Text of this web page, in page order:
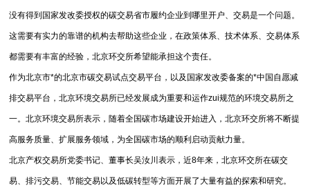
没有得到国家发改委授权的碳交易省市履约企业到哪里开户、交易是一个问题。
这需要有实力的靠谱的机构去帮助这些企业，在政策体系、技术体系、交易体系
都需要有丰富的经验，北京环交所希望能承担这个责任。
作为北京市*的北京市碳交易试点交易平台，以及国家发改委备案的*中国自愿减
排交易平台，北京环境交易所已经发展成为重要和运作zui规范的环境交易所之
一。北京环境交易所表示，随着全国碳市场建设开始进入，北京环交所将不断提
高服务质量、扩展服务领域，为全国碳市场的顺利启动贡献力量。
北京产权交易所党委书记、董事长吴汝川表示，近8年来，北京环交所在碳交
易、排污交易、节能交易以及低碳转型等方面开展了大量有益的探索和研究。